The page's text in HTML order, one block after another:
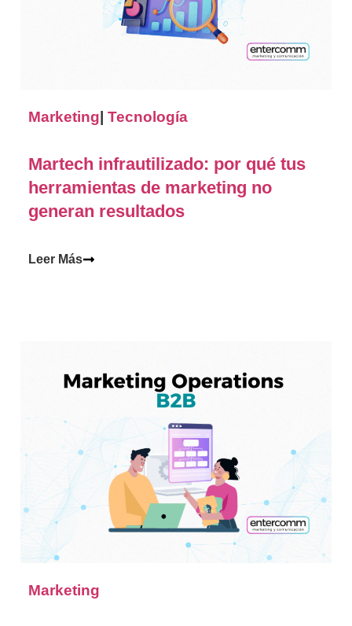
Marketing| Tecnología
Martech infrautilizado: por qué tus
herramientas de marketing no
generan resultados
Leer Más
Marketing